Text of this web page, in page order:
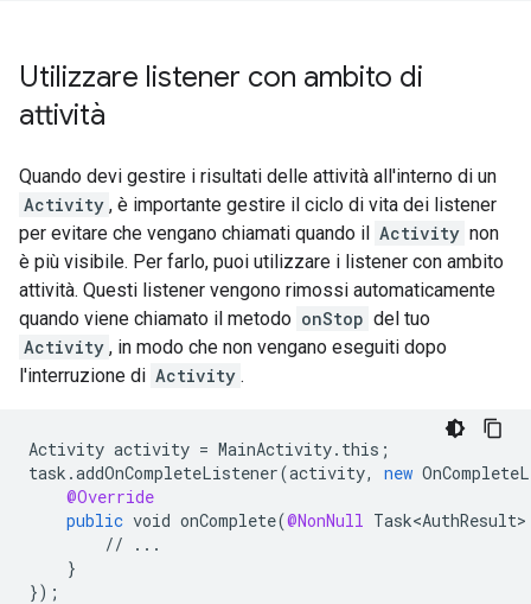
Utilizzare listener con ambito di
attività
Quando devi gestire i risultati delle attività all'interno di un
Activity , è importante gestire il ciclo di vita dei listener
per evitare che vengano chiamati quando il Activity non
è più visibile. Per farlo, puoi utilizzare i listener con ambito
attività. Questi listener vengono rimossi automaticamente
quando viene chiamato il metodo onStop del tuo
Activity , in modo che non vengano eseguiti dopo
l'interruzione di Activity .
Activity activity = MainActivity. this ;
task .addOnCompleteListener(activity, new
@Override
public void onComplete(@NonNull Task<AuthResult>
//
...
}
});